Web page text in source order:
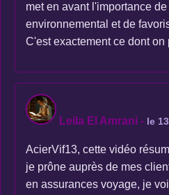
met en avant l'importance
environnemental et de
C'est exactement ce dont on
Leila El Amrani - le
AcierVif13, cette vidéo
je prône auprès de mes
en assurances voyage, je